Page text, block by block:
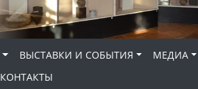
ВЫСТАВКИ И СОБЫТИЯ МЕДИА
КОНТАКТЫ